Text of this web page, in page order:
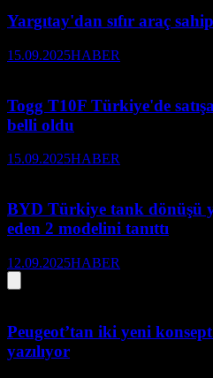
Yargıtay'dan sıfır araç
15.09.2025HABER
Togg T10F Türkiye'de
belli oldu
15.09.2025HABER
BYD Türkiye tank dönüşü
eden 2 modelini tanıttı
12.09.2025HABER
Peugeot’tan iki yeni
yazılıyor